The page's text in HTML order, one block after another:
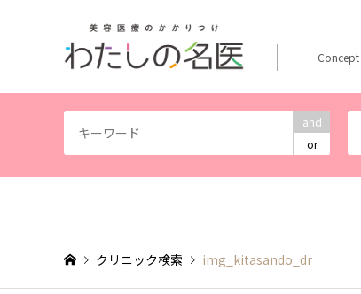
and
or
Concept
クリニック検索 img_kitasando_dr